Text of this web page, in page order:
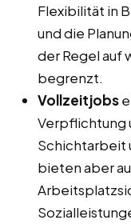
Flexibilität in
und die
der Regel auf
begrenzt.
Vollzeitjobs
Verpflichtung
Schichtarbeit
bieten aber